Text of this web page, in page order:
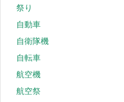
祭り
自動車
自衛隊機
自転車
航空機
航空祭